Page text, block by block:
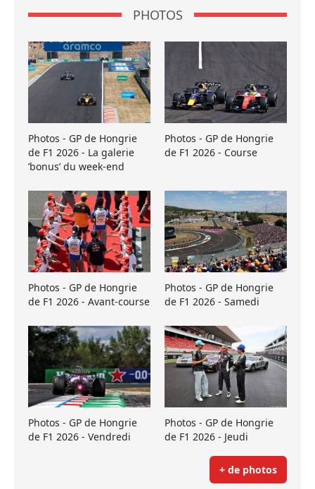
PHOTOS
Photos - GP de Hongrie
de F1 2026 - La galerie
’bonus’ du week-end
Photos - GP de Hongrie
de F1 2026 - Course
Photos - GP de Hongrie
de F1 2026 - Avant-course
Photos - GP de Hongrie
de F1 2026 - Samedi
Photos - GP de Hongrie
de F1 2026 - Vendredi
Photos - GP de Hongrie
de F1 2026 - Jeudi
+ de photos